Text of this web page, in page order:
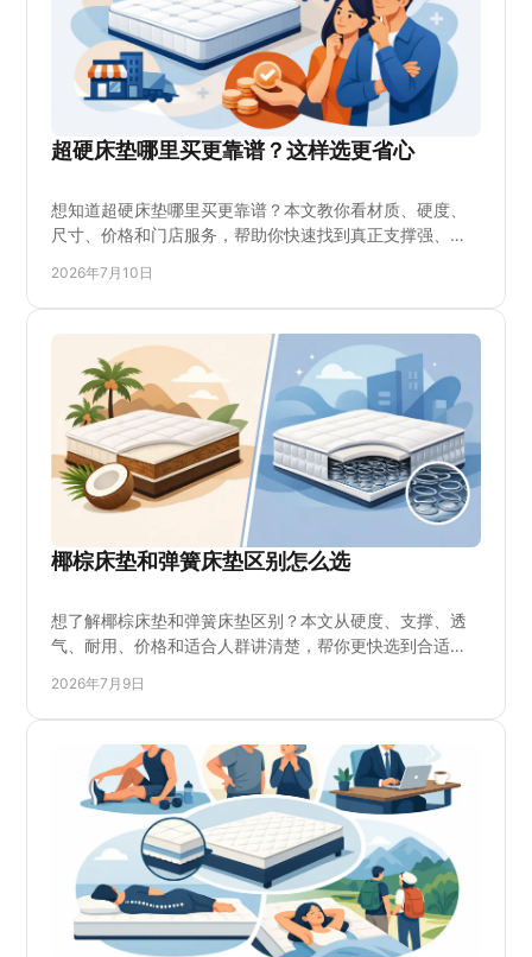
超硬床垫哪里买更靠谱？这样选更省心
想知道超硬床垫哪里买更靠谱？本文教你看材质、硬度、
尺寸、价格和门店服务，帮助你快速找到真正支撑强、耐
2026年7月10日
椰棕床垫和弹簧床垫区别怎么选
想了解椰棕床垫和弹簧床垫区别？本文从硬度、支撑、透
气、耐用、价格和适合人群讲清楚，帮你更快选到合适床
2026年7月9日